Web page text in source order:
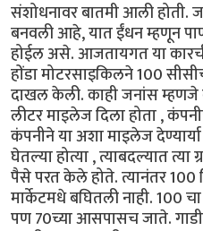
संशोधनावर बातमी आली होती.
बनवली आहे, यात ईंधन म्हणून
होईल असे. आजतायगत या
होंडा मोटरसाइकिलने 100
दाखल केली. काही जनांस म्हणजे
लीटर माइलेज दिला होता ,
कंपनीने या अशा माइलेज
घेतल्या होत्या , त्याबदल्यात त्या
पैसे परत केले होते. त्यानंतर 100
मार्केटमधे बघितली नाही. 100
पण 70च्या आसपासच जाते.